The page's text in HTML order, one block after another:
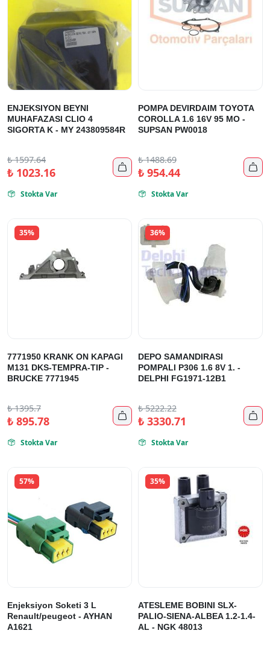
ENJEKSIYON BEYNI
MUHAFAZASI CLIO 4
SIGORTA K - MY 243809584R
₺1597.64
₺1023.16 
 Stokta Var
POMPA DEVIRDAIM TOYOTA
COROLLA 1.6 16V 95 MO -
SUPSAN PW0018
₺1488.69
₺954.44 
 Stokta Var
35%
7771950 KRANK ON KAPAGI
M131 DKS-TEMPRA-TIP -
BRUCKE 7771945
₺1395.7
₺895.78 
 Stokta Var
36%
DEPO SAMANDIRASI
POMPALI P306 1.6 8V 1. -
DELPHI FG1971-12B1
₺5222.22
₺3330.71 
 Stokta Var
57%
Enjeksiyon Soketi 3 L
Renault/peugeot - AYHAN
A1621
35%
ATESLEME BOBINI SLX-
PALIO-SIENA-ALBEA 1.2-1.4-
AL - NGK 48013